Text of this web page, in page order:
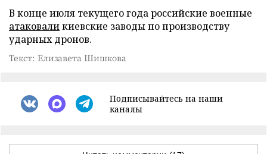
В конце июля текущего года российские военные
атаковаликиевские заводы по производству
ударных дронов.
Текст: Елизавета Шишкова
Подписывайтесь на наши
каналы